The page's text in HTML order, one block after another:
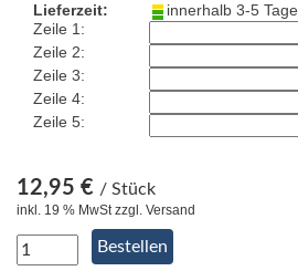
Lieferzeit:
innerhalb 3-5 Tage
Zeile 1:
Zeile 2:
Zeile 3:
Zeile 4:
Zeile 5:
12,95 € / Stück
inkl. 19 % MwSt zzgl. Versand